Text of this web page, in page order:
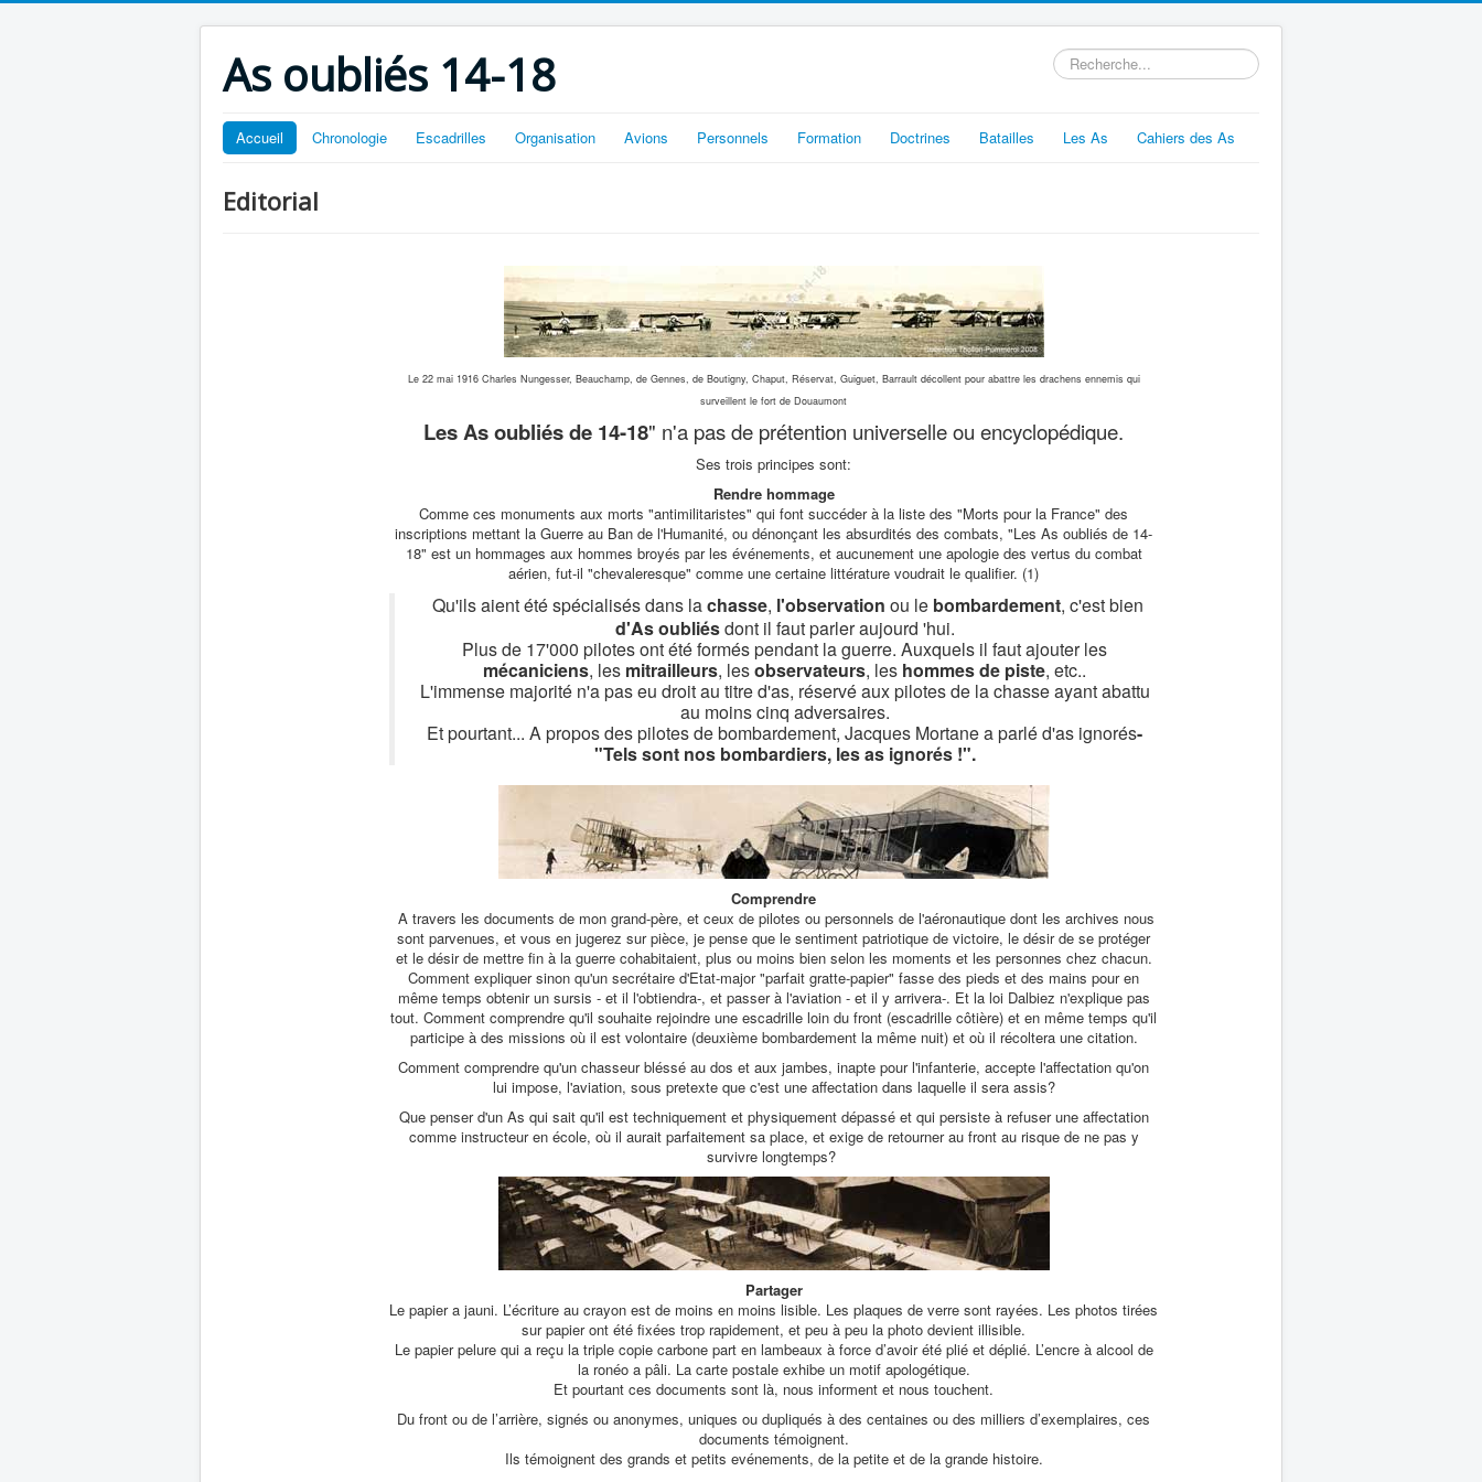
As oubliés 14-18 Rechercher
Accueil Chronologie Escadrilles Organisation Avions Personnels Formation Doctrines Batailles Les As Cahiers des As
Editorial
Le 22 mai 1916 Charles Nungesser, Beauchamp, de Gennes, de Boutigny, Chaput, Réservat, Guiguet, Barrault décollent pour abattre les drachens ennemis qui
surveillent le fort de Douaumont
Les As oubliés de 14-18" n'a pas de prétention universelle ou encyclopédique.
Ses trois principes sont:
Rendre hommage
Comme ces monuments aux morts "antimilitaristes" qui font succéder à la liste des "Morts pour la France" des
inscriptions mettant la Guerre au Ban de l'Humanité, ou dénonçant les absurdités des combats, "Les As oubliés de 14-
18" est un hommages aux hommes broyés par les événements, et aucunement une apologie des vertus du combat
aérien, fut-il "chevaleresque" comme une certaine littérature voudrait le qualifier. (1)
Qu'ils aient été spécialisés dans lachasse, l'observation ou le bombardement, c'est bien
d'As oubliésdont il faut parler aujourd 'hui.
Plus de 17'000 pilotes ont été formés pendant la guerre. Auxquels il faut ajouter les
mécaniciens, les mitrailleurs, lesobservateurs, les hommes de piste, etc..
L'immense majorité n'a pas eu droit au titre d'as, réservé aux pilotes de la chasse ayant abattu
au moins cinq adversaires.
Et pourtant... A propos des pilotes de bombardement, Jacques Mortane a parlé d'as ignorés-
"Tels sont nos bombardiers, les as ignorés !".
Comprendre
A travers les documents de mon grand-père, et ceux de pilotes ou personnels de l'aéronautique dont les archives nous
sont parvenues, et vous en jugerez sur pièce, je pense que le sentiment patriotique de victoire, le désir de se protéger
et le désir de mettre fin à la guerre cohabitaient, plus ou moins bien selon les moments et les personnes chez chacun.
Comment expliquer sinon qu'un secrétaire d'Etat-major "parfait gratte-papier" fasse des pieds et des mains pour en
même temps obtenir un sursis - et il l'obtiendra-, et passer à l'aviation - et il y arrivera-. Et la loi Dalbiez n'explique pas
tout. Comment comprendre qu'il souhaite rejoindre une escadrille loin du front (escadrille côtière) et en même temps qu'il
participe à des missions où il est volontaire (deuxième bombardement la même nuit) et où il récoltera une citation.
Comment comprendre qu'un chasseur bléssé au dos et aux jambes, inapte pour l'infanterie, accepte l'affectation qu'on
lui impose, l'aviation, sous pretexte que c'est une affectation dans laquelle il sera assis?
Que penser d'un As qui sait qu'il est techniquement et physiquement dépassé et qui persiste à refuser une affectation
comme instructeur en école, où il aurait parfaitement sa place, et exige de retourner au front au risque de ne pas y
survivre longtemps?
Partager
Le papier a jauni. L’écriture au crayon est de moins en moins lisible. Les plaques de verre sont rayées. Les photos tirées
sur papier ont été fixées trop rapidement, et peu à peu la photo devient illisible.
Le papier pelure qui a reçu la triple copie carbone part en lambeaux à force d’avoir été plié et déplié. L’encre à alcool de
la ronéo a pâli. La carte postale exhibe un motif apologétique.
Et pourtant ces documents sont là, nous informent et nous touchent.
Du front ou de l’arrière, signés ou anonymes, uniques ou dupliqués à des centaines ou des milliers d’exemplaires, ces
documents témoignent.
Ils témoignent des grands et petits evénements, de la petite et de la grande histoire.